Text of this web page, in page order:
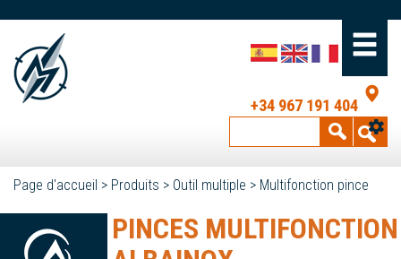
+34 967 191 404
Page d'accueil > Produits > Outil multiple > Multifonction pince
PINCES MULTIFONCTION